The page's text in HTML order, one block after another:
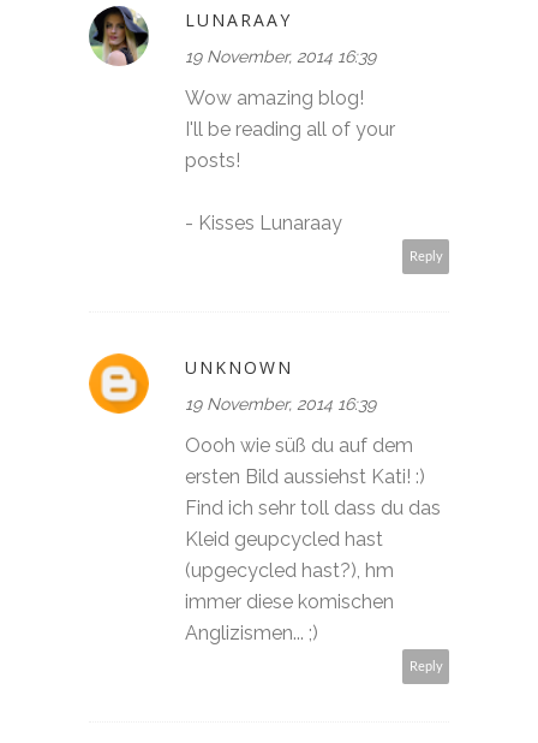
LUNARAAY
19 November, 2014 16:39
Wow amazing blog!
I'll be reading all of your
posts!
- Kisses Lunaraay
Reply
UNKNOWN
19 November, 2014 16:39
Oooh wie süß du auf dem
ersten Bild aussiehst Kati! :)
Find ich sehr toll dass du das
Kleid geupcycled hast
(upgecycled hast?), hm
immer diese komischen
Anglizismen... ;)
Reply